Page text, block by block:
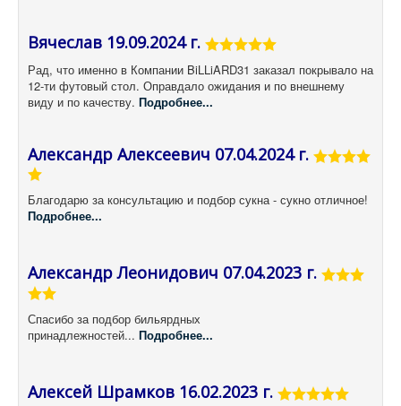
Вячеслав 19.09.2024 г.
Рад, что именно в Компании BiLLiARD31 заказал покрывало на
12-ти футовый стол. Оправдало ожидания и по внешнему
виду и по качеству. Подробнее...
Александр Алексеевич 07.04.2024 г.
Благодарю за консультацию и подбор сукна - сукно отличное!
Подробнее...
Александр Леонидович 07.04.2023 г.
Спасибо за подбор бильярдных
принадлежностей... Подробнее...
Алексей Шрамков 16.02.2023 г.